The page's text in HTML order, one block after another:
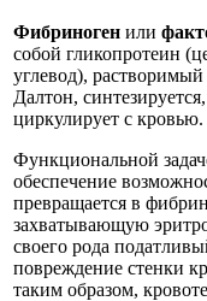
Фибриноген или
собой гликопротеин
углевод),
Далтон,
циркулирует с кровью.
Функциональной
обеспечение
превращается в
захватывающую
своего рода
повреждение стенки
таким образом,